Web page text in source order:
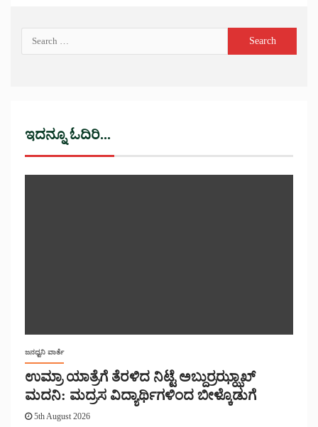
ಇದನ್ನೂ ಓದಿರಿ...
ಜನಧ್ವನಿ ವಾರ್ತೆ
ಉಮ್ರಾ ಯಾತ್ರೆಗೆ ತೆರಳಿದ ನಿಟ್ಟೆ ಅಬ್ದುರ್ರಝ್ಝಾಖ್
ಮದನಿ: ಮದ್ರಸ ವಿದ್ಯಾರ್ಥಿಗಳಿಂದ ಬೀಳ್ಕೊಡುಗೆ
5th August 2026